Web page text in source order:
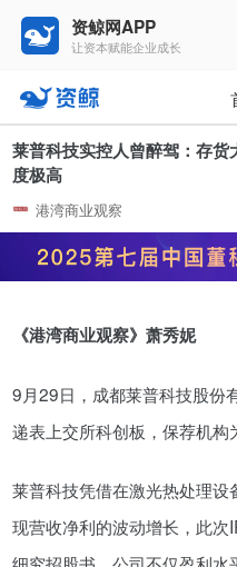
资鲸网APP
让资本赋能企业成长
资讯 课堂
为你推荐
星、平安、腾讯、比亚迪、碧
等66位超级商业巨头未来产业
年入百万，也不一定能看懂“
模式”！推荐收藏！
08-02
资鲸精选 | 小米同股不同权
莱普科技实控人曾醉驾：存
度极高
港湾商业观察
《港湾商业观察》萧秀妮
9月29日，成都莱普科技股份
递表上交所科创板，保荐机构
莱普科技凭借在激光热处理
现营收净利的波动增长，此